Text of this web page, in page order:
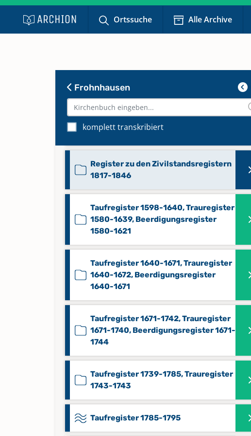
Ortssuche Alle Archive
Frohnhausen
komplett transkribiert
Beerdigungsregister 1842-1864
Konfirmandenregister 1818-1875
1817-1841
Register zu den Zivilstandsregistern
1817-1846
Taufregister 1598-1640, Trauregister
1580-1639, Beerdigungsregister
1580-1621
Taufregister 1640-1671, Trauregister
1640-1672, Beerdigungsregister
1640-1671
Taufregister 1671-1742, Trauregister
1671-1740, Beerdigungsregister 1671-
1744
Taufregister 1739-1785, Trauregister
1743-1743
Taufregister 1785-1795